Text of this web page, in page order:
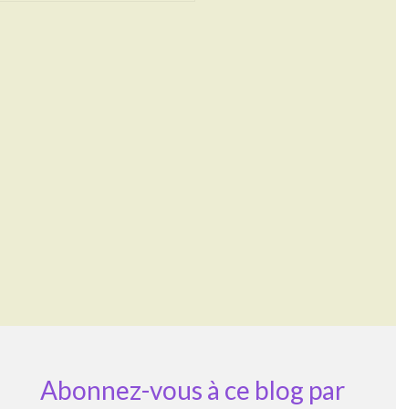
Abonnez-vous à ce blog par